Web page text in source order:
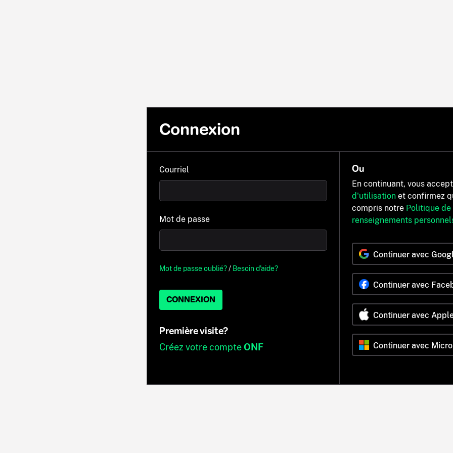
Connexion
Courriel
Mot de passe
Mot de passe oublié?/ Besoin d'aide?
CONNEXION
Première visite?
Créez votre compteONF
Ou
En continuant, vous
d'utilisation et confirmez
compris notre Politique
renseignements
Continuer avec
Continuer avec
Continuer avec
Continuer avec